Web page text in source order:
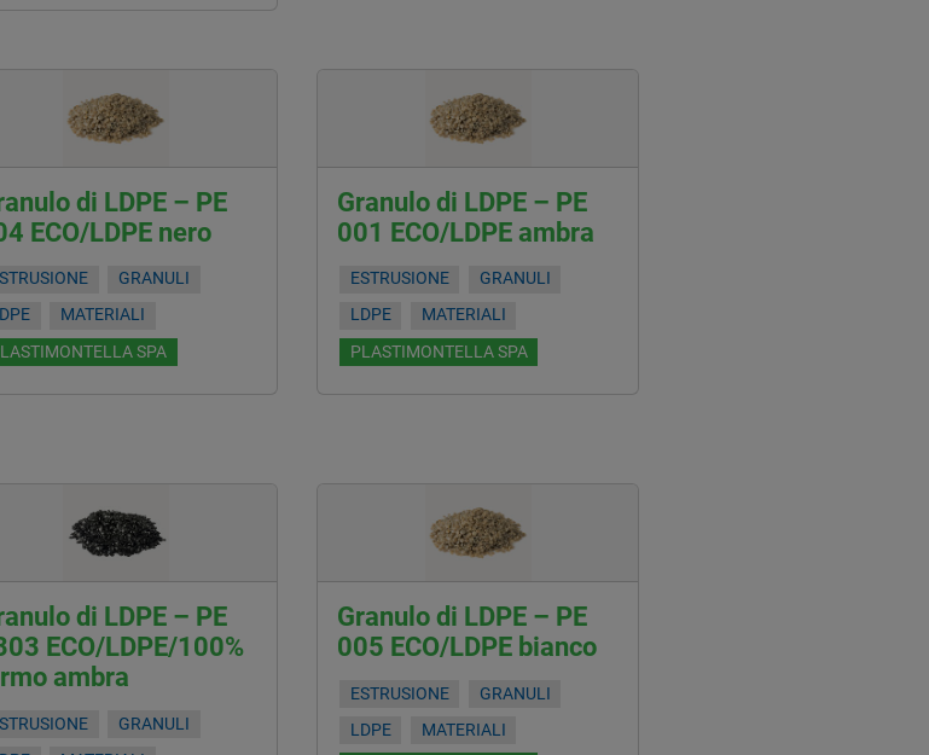
di LDPE – PE
ECO/LDPE nero
GRANULI
MATERIALI
SPA
Granulo di LDPE – PE
001 ECO/LDPE ambra
ESTRUSIONE
GRANULI
LDPE
MATERIALI
PLASTIMONTELLA SPA
di LDPE – PE
ECO/LDPE/100%
ambra
GRANULI
Granulo di LDPE – PE
005 ECO/LDPE bianco
ESTRUSIONE
GRANULI
LDPE
MATERIALI